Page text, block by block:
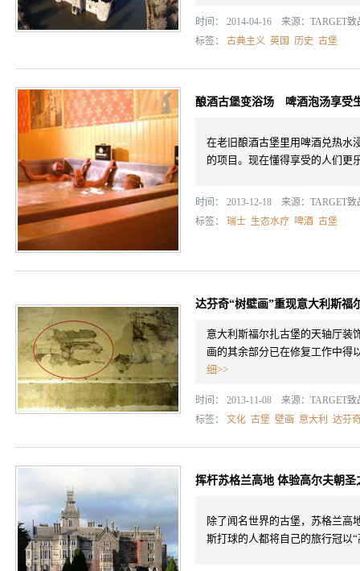
时间： 2014-04-16 来源： TARGET致
标签： 古典主义 英国 历史 古堡
酿酒古堡变浴场 啤酒泡汤享受
在老旧酿酒古堡里用啤酒兑热水
的项目。现在懂得享受的人们更
时间： 2013-12-18 来源： TARGET致
标签： 瑞士 生态水疗 啤酒 古堡
达芬奇“树壁画”重现意大利斯福
意大利斯福尔扎古堡的天轴厅装
画的其余部分已在修复工作中得
细>>
时间： 2013-11-08 来源： TARGET致
标签： 文化 古堡 壁画 意大利 达芬
挥杆苏格兰高地 体验高尔夫朝圣
除了闻名世界的古堡，苏格兰高
斯打球的人都将自己的旅行冠以